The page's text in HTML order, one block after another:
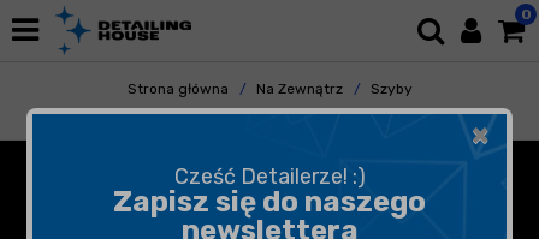
0
Strona główna Na Zewnątrz
Szyby
Antypara
ANTYPARA DO SZYB NA
ZEWNĄTRZ SAMOCHODU
×
Cześć Detailerze! :)
Zapisz się do naszego
newslettera